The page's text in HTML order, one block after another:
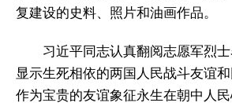
复建设的史料、照片和油画作品。
习近平同志认真翻阅志愿军烈
显示生死相依的两国人民战斗友谊
作为宝贵的友谊象征永生在朝中人民